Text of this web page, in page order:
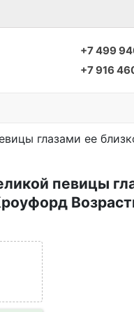
+7 499
+7 916
глазами ее
певицы